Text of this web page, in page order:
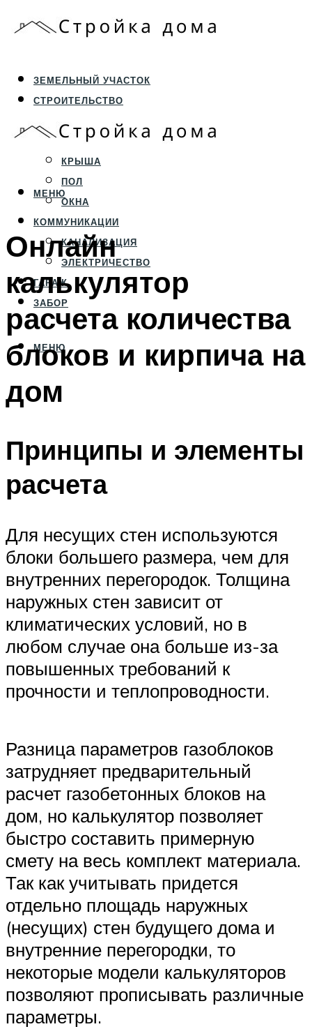
ЗЕМЕЛЬНЫЙ УЧАСТОК
СТРОИТЕЛЬСТВО
ФУНДАМЕНТ И ЦОКОЛЬ
ПЕРЕКРЫТИЯ И СТЕНЫ
КРЫША
ПОЛ
ОКНА
КОММУНИКАЦИИ
КАНАЛИЗАЦИЯ
ЭЛЕКТРИЧЕСТВО
ГАРАЖ
ЗАБОР
МЕНЮ
МЕНЮ
Онлайн
калькулятор
расчета количества
блоков и кирпича на
дом
Принципы и элементы
расчета
Для несущих стен используются
блоки большего размера, чем для
внутренних перегородок. Толщина
наружных стен зависит от
климатических условий, но в
любом случае она больше из-за
повышенных требований к
прочности и теплопроводности.
Разница параметров газоблоков
затрудняет предварительный
расчет газобетонных блоков на
дом, но калькулятор позволяет
быстро составить примерную
смету на весь комплект материала.
Так как учитывать придется
отдельно площадь наружных
(несущих) стен будущего дома и
внутренние перегородки, то
некоторые модели калькуляторов
позволяют прописывать различные
параметры.